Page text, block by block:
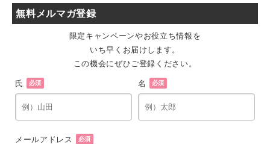
無料メルマガ登録
限定キャンペーンやお役立ち情報を
いち早くお届けします。
この機会にぜひご登録ください。
氏 必須 名 必須
メールアドレス 必須